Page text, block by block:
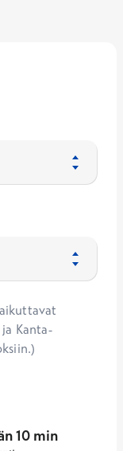
Kanta-
10 min